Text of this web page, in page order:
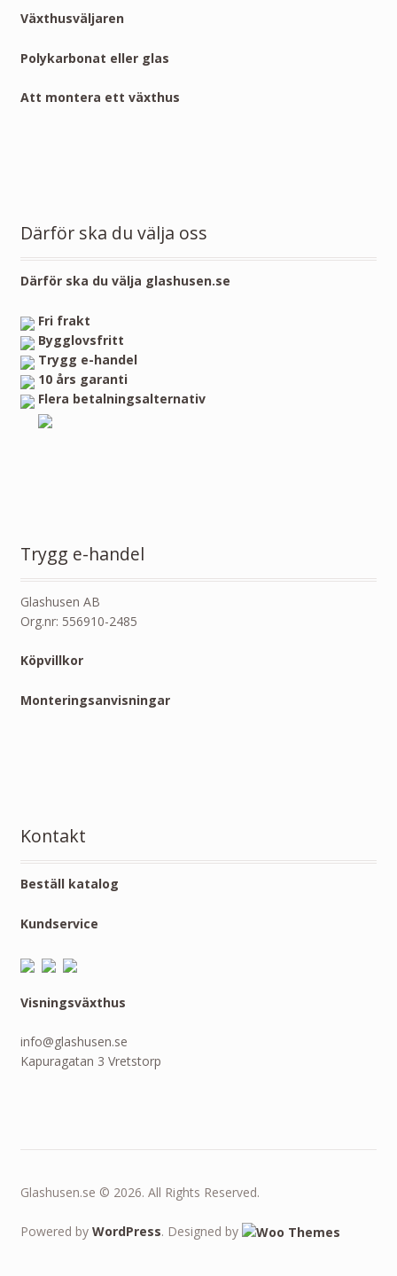
Växthusväljaren
Polykarbonat eller glas
Att montera ett växthus
Därför ska du välja oss
Därför ska du välja glashusen.se
Fri frakt
Bygglovsfritt
Trygg e-handel
10 års garanti
Flera betalningsalternativ
Trygg e-handel
Glashusen AB
Org.nr: 556910-2485
Köpvillkor
Monteringsanvisningar
Kontakt
Beställ katalog
Kundservice
Visningsväxthus
info@glashusen.se
Kapuragatan 3 Vretstorp
Glashusen.se © 2026. All Rights Reserved.
Powered by WordPress. Designed by